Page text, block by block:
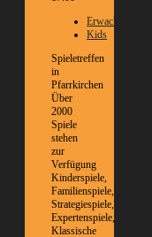
Erwachsene
Kids
Spieletreffen
in
Pfarrkirchen
Über
2000
Spiele
stehen
zur
Verfügung
Kinderspiele,
Familienspiele,
Strategiespiele,
Expertenspiele,
Klassische